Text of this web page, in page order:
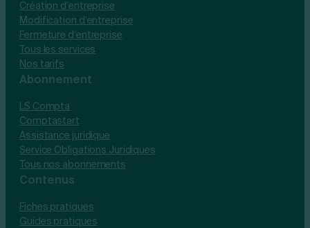
Création d’entreprise
Modification d’entreprise
Fermeture d’entreprise
Tous les services
Nos tarifs
Abonnement
LS Compta
Comptastart
Assistance juridique
Service Obligations Juridiques
Tous nos abonnements
Contenus
Fiches pratiques
Guides pratiques